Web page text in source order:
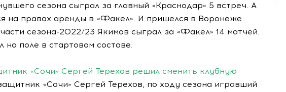
сезона сыграл за главный «Краснодар» 5 встреч. А
на правах аренды в «Факел». И пришелся в Воронеже
сезона-2022/23 Якимов сыграл за «Факел» 14 матчей.
на поле в стартовом составе.
«Сочи» Сергей Терехов решил сменить клубную
«Сочи» Сергей Терехов, по ходу сезона игравший